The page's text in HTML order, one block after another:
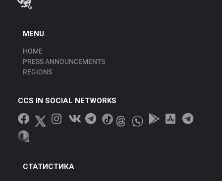
MENU
HOME
PRESS ANNOUNCEMENTS
REGIONS
CCS IN SOCIAL NETWORKS
СТАТИСТИКА